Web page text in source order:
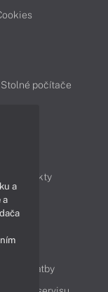
Stolné počítače
Produkty
a platby
a
a